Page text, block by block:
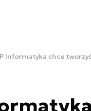
Informatyka chce